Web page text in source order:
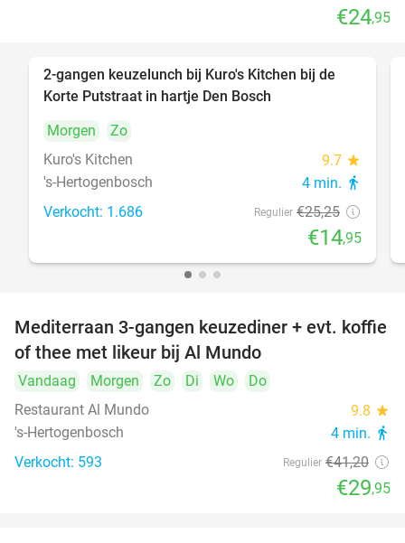
€24,95
2-gangen keuzelunch bij Kuro's Kitchen bij de
Korte Putstraat in hartje Den Bosch
Morgen
Zo
Kuro's Kitchen
9.7 star
's-Hertogenbosch 4 min. directions_walk
Verkocht: 1.686 Regulier €25,25
€14,95
27%
Mediterraan 3-gangen keuzediner + evt. koffie
of thee met likeur bij Al Mundo
Vandaag Morgen Zo Di Wo
Do
Restaurant Al Mundo
9.8 star
's-Hertogenbosch 4 min. directions_walk
Verkocht: 593 Regulier €41,20
€29,95